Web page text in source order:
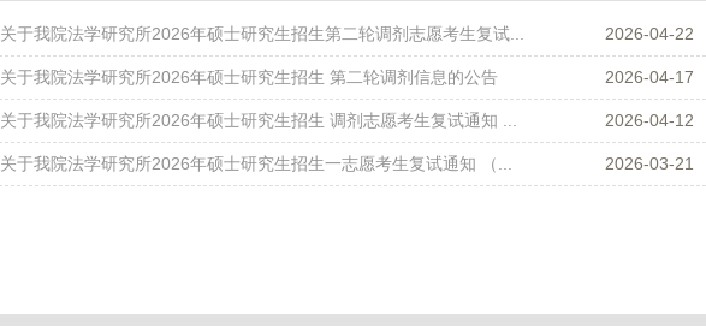
关于我院法学研究所2026年硕士研究生招生第二轮调剂志愿考生复试... 2026-04-22
关于我院法学研究所2026年硕士研究生招生 第二轮调剂信息的公告 2026-04-17
关于我院法学研究所2026年硕士研究生招生 调剂志愿考生复试通知 ... 2026-04-12
关于我院法学研究所2026年硕士研究生招生一志愿考生复试通知 （... 2026-03-21